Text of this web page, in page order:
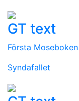
GT text
Första Moseboken
Syndafallet